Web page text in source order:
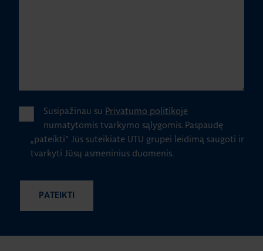
Susipažinau su Privatumo politikoje
numatytomis tvarkymo sąlygomis. Paspaudę
„pateikti" Jūs suteikiate UTU grupei leidimą saugoti ir
tvarkyti Jūsų asmeninius duomenis.